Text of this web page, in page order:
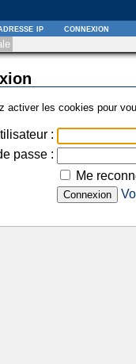
activer les cookies pour
:
passe :
Me
ip connexion